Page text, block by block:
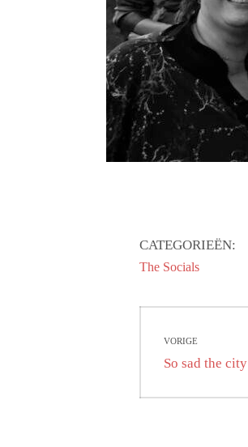
CATEGORIEËN:
The Socials
navigatie
VORIGE
Vorig
So sad the city